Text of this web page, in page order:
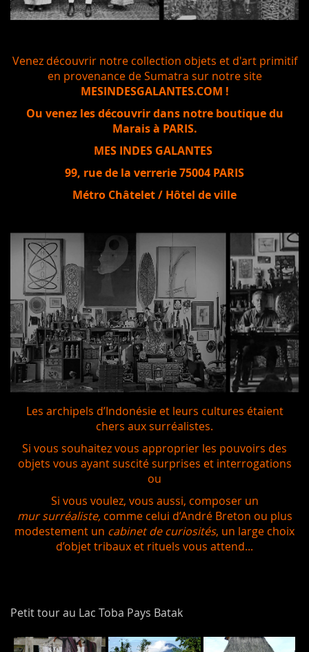
Venez découvrir notre collection objets et d'art primitif
en provenance de Sumatra sur notre site
MESINDESGALANTES.COM !
Ou venez les découvrir dans notre boutique du
Marais à PARIS.
MES INDES GALANTES
99, rue de la verrerie 75004 PARIS
Métro Châtelet / Hôtel de ville
Les archipels d’Indonésie et leurs cultures étaient
chers aux surréalistes.
Si vous souhaitez vous approprier les pouvoirs des
objets vous ayant suscité surprises et interrogations
ou
Si vous voulez, vous aussi, composer un
mur surréaliste,comme celui d’André Breton ou plus
modestement un cabinet de curiosités, un large choix
d’objet tribaux et rituels vous attend...
Petit tour au Lac Toba Pays Batak